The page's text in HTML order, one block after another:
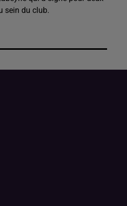
sein du club.